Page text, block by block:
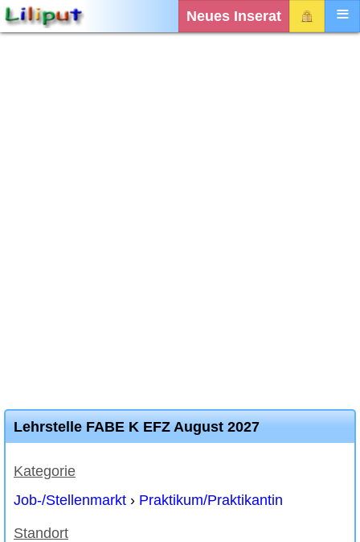
Neues Inserat
Lehrstelle FABE K EFZ August 2027
Kategorie
Job-/Stellenmarkt › Praktikum/Praktikantin
Standort